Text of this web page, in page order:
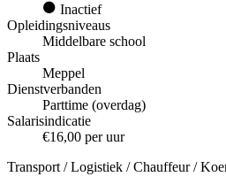
Inactief
Opleidingsniveaus
Middelbare school
Plaats
Meppel
Dienstverbanden
Parttime (overdag)
Salarisindicatie
€16,00 per uur
Transport / Logistiek / Chauffeur /